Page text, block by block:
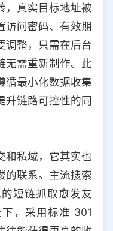
，真实目标地址被
访问密码、有效期
调整，只需在后台
无需重新制作。此
循最小化数据收集
升链路可控性的同
和私域，它其实也
的联系。主流搜索
短链抓取愈发友
，采用标准 301